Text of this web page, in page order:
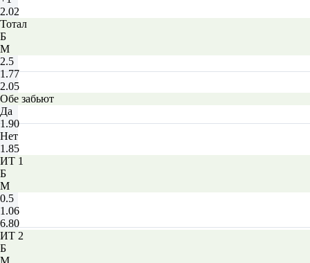
2.02
Тотал
Б
М
2.5
1.77
2.05
Обе забьют
Да
1.90
Нет
1.85
ИТ 1
Б
М
0.5
1.06
6.80
ИТ 2
Б
М